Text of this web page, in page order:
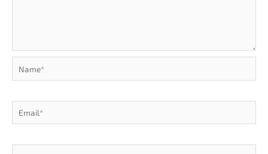
Name*
Email*